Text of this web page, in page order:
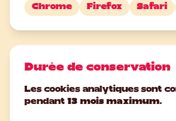
Chrome Firefox Safari
Durée de conservation
Les cookies analytiques sont
pendant 13 mois maximum.